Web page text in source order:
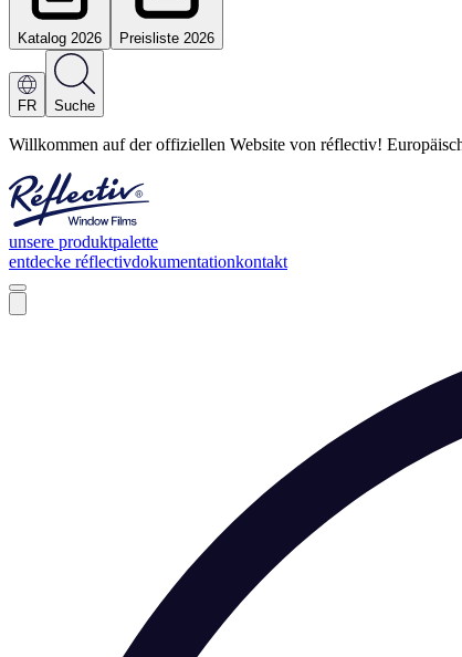
Katalog 2026 Preisliste 2026
FR Suche
Willkommen auf der offiziellen Website von réflectiv!
unsere produktpalette
entdecke réflectivdokumentationkontakt